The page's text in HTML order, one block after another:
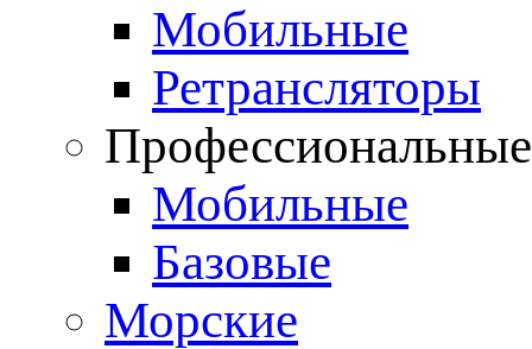
Мобильные
Ретрансляторы
Мобильные
Базовые
Морские